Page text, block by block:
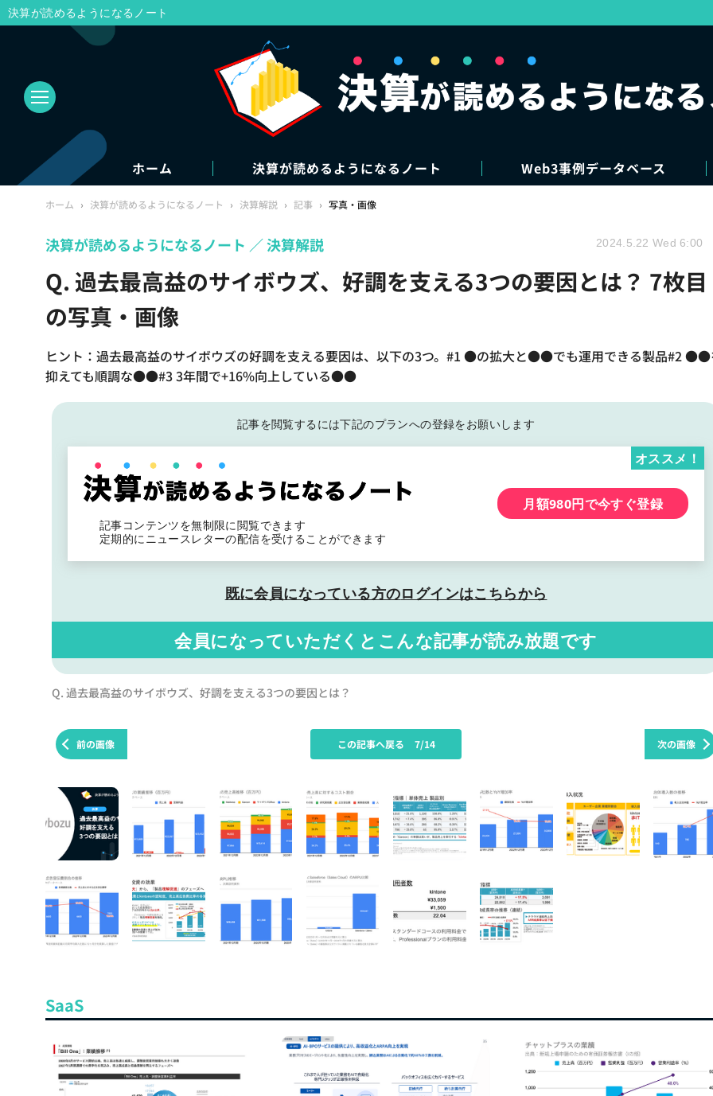
ホーム 決算が読めるようになるノート Web3事例データベース
ホーム › 決算が読めるようになるノート › 決算解説 › 記事 › 写真・画像
Q. 過去最高益のサイボウズ、好調を支える3つの要因とは？ 7枚目
の写真・画像
ヒント：過去最高益のサイボウズの好調を支える要因は、以下の3つ。#1 ●の拡大と●●でも運用できる製品#2
抑えても順調な●●#3 3年間で+16%向上している●●
決算が読めるようになるノート 決算解説 2024.5.22 Wed 6:00
記事を閲覧するには下記のプランへの登録をお願いします
記事コンテンツを無制限に閲覧できます
定期的にニュースレターの配信を受けることができます
オススメ！
月額980円で今すぐ登録
既に会員になっている方のログインはこちらから
会員になっていただくと こんな記事が読み放題です
Q. 過去最高益のサイボウズ、好調を支える3つの要因とは？
前の画像 次の画像
この記事へ戻る 7/14
SaaS
決算が読めるようになるノート